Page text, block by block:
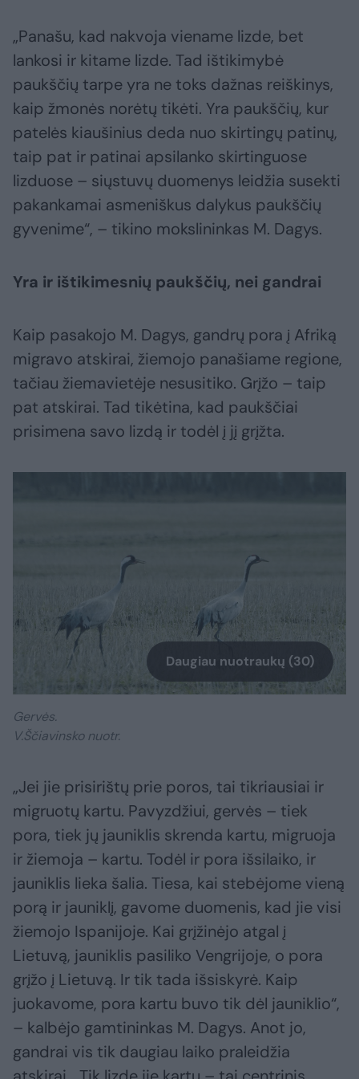
„Panašu, kad nakvoja viename lizde, bet
lankosi ir kitame lizde. Tad ištikimybė
paukščių tarpe yra ne toks dažnas reiškinys,
kaip žmonės norėtų tikėti. Yra paukščių, kur
patelės kiaušinius deda nuo skirtingų patinų,
taip pat ir patinai apsilanko skirtinguose
lizduose – siųstuvų duomenys leidžia susekti
pakankamai asmeniškus dalykus paukščių
gyvenime“, – tikino mokslininkas M. Dagys.
Yra ir ištikimesnių paukščių, nei gandrai
Kaip pasakojo M. Dagys, gandrų pora į Afriką
migravo atskirai, žiemojo panašiame regione,
tačiau žiemavietėje nesusitiko. Grįžo – taip
pat atskirai. Tad tikėtina, kad paukščiai
prisimena savo lizdą ir todėl į jį grįžta.
Daugiau nuotraukų (30)
Gervės.
V.Ščiavinsko nuotr.
„Jei jie prisirištų prie poros, tai tikriausiai ir
migruotų kartu. Pavyzdžiui, gervės – tiek
pora, tiek jų jauniklis skrenda kartu, migruoja
ir žiemoja – kartu. Todėl ir pora išsilaiko, ir
jauniklis lieka šalia. Tiesa, kai stebėjome vieną
porą ir jauniklį, gavome duomenis, kad jie visi
žiemojo Ispanijoje. Kai grįžinėjo atgal į
Lietuvą, jauniklis pasiliko Vengrijoje, o pora
grįžo į Lietuvą. Ir tik tada išsiskyrė. Kaip
juokavome, pora kartu buvo tik dėl jauniklio“,
– kalbėjo gamtininkas M. Dagys. Anot jo,
gandrai vis tik daugiau laiko praleidžia